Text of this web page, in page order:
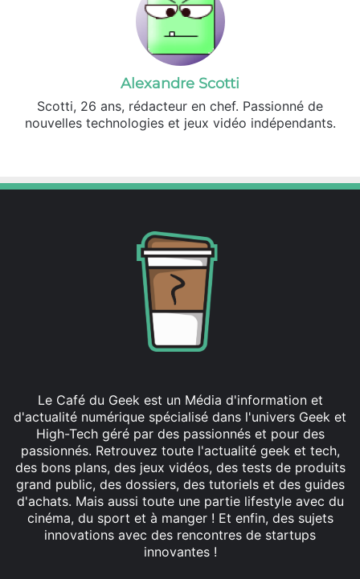
Alexandre Scotti
Scotti, 26 ans, rédacteur en chef. Passionné de
nouvelles technologies et jeux vidéo indépendants.
Le Café du Geek est un Média d'information et
d'actualité numérique spécialisé dans l'univers Geek et
High-Tech géré par des passionnés et pour des
passionnés. Retrouvez toute l'actualité geek et tech,
des bons plans, des jeux vidéos, des tests de produits
grand public, des dossiers, des tutoriels et des guides
d'achats. Mais aussi toute une partie lifestyle avec du
cinéma, du sport et à manger ! Et enfin, des sujets
innovations avec des rencontres de startups
innovantes !